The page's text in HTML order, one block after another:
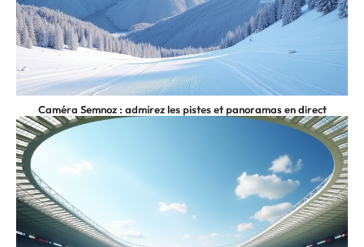
Caméra Semnoz : admirez les pistes et panoramas en direct